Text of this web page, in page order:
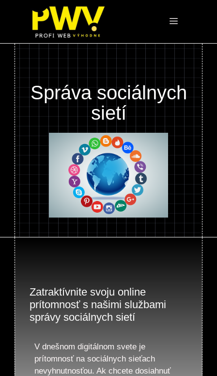
Menu
Správa sociálnych
sietí
Zatraktívnite svoju online
prítomnosť s našimi službami
správy sociálnych sietí
V dnešnom digitálnom svete je
prítomnosť na sociálnych sieťach
nevyhnutnosťou. Ak chcete dosiahnuť